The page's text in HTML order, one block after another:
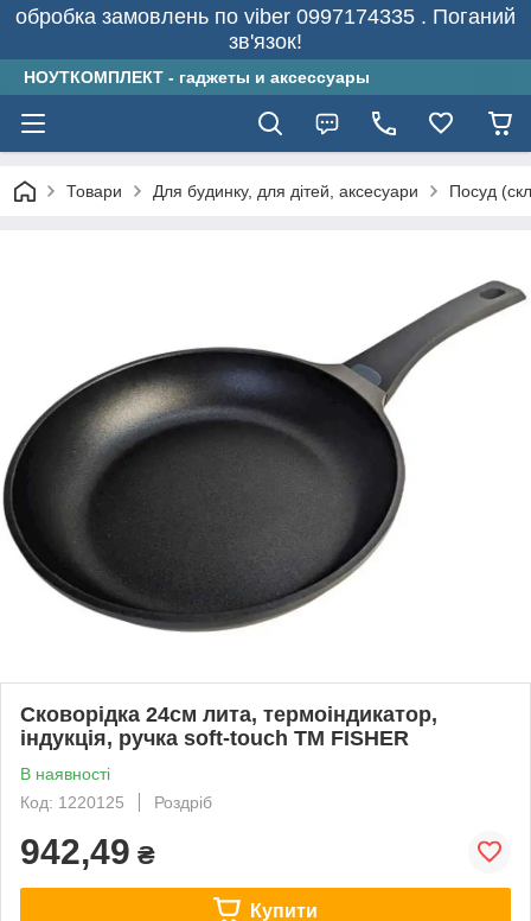
обробка замовлень по viber 0997174335 . Поганий
зв'язок!
НОУТКОМПЛЕКТ - гаджеты и аксессуары
Товари Для будинку, для дітей, аксесуари Посуд
Сковорідка 24см лита, термоіндикатор,
індукція, ручка soft-touch ТМ FISHER
В наявності
Код: 1220125
Роздріб
942,49 ₴
Купити